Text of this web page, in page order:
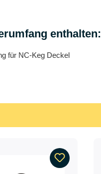
enthalten:
für NC-Keg Deckel